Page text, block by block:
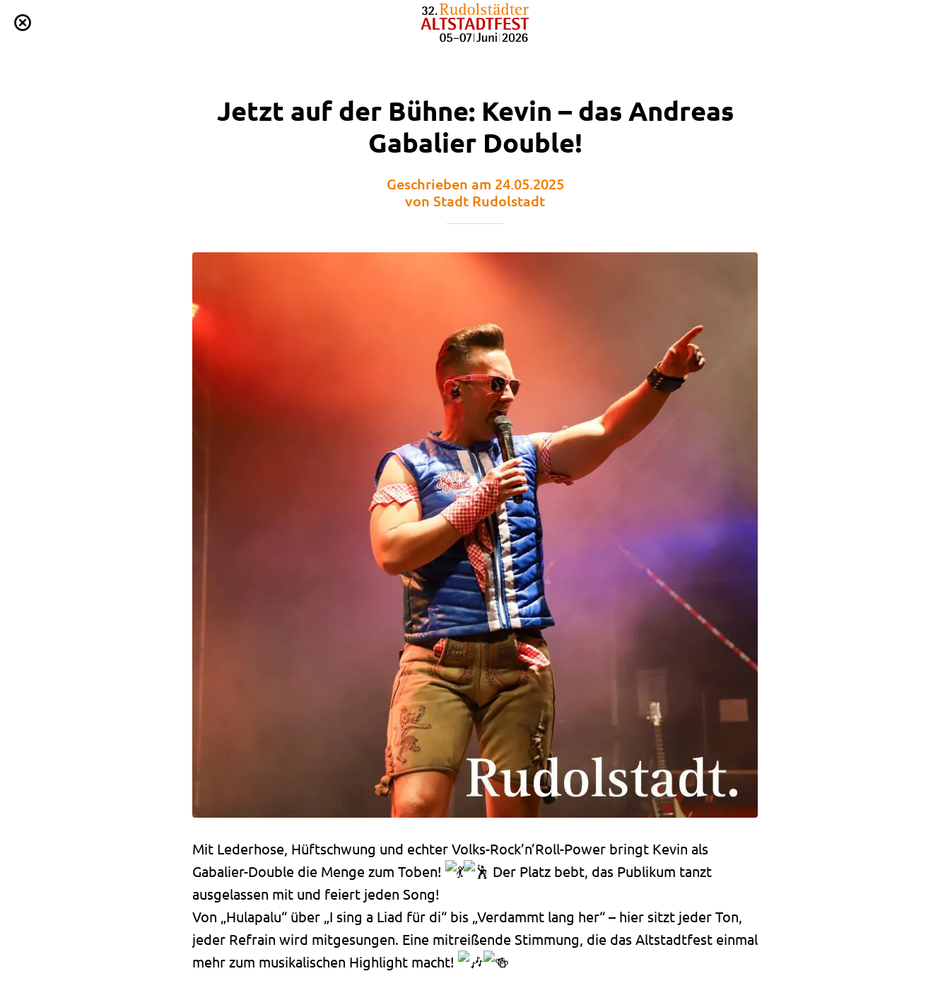
Jetzt auf der Bühne: Kevin – das Andreas
Gabalier Double!
Geschrieben am 24.05.2025
von Stadt Rudolstadt
Mit Lederhose, Hüftschwung und echter Volks-Rock’n’Roll-Power bringt Kevin als
Gabalier-Double die Menge zum Toben!
Der Platz bebt, das Publikum tanzt
ausgelassen mit und feiert jeden Song!
Von „Hulapalu“ über „I sing a Liad für di“ bis „Verdammt lang her“ – hier sitzt jeder Ton,
jeder Refrain wird mitgesungen. Eine mitreißende Stimmung, die das Altstadtfest einmal
mehr zum musikalischen Highlight macht!